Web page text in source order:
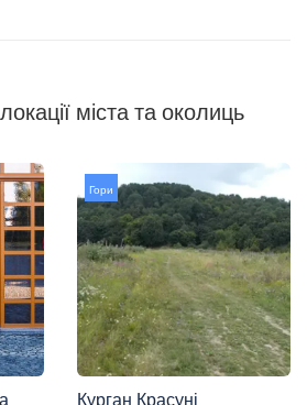
міста та околиць
Гори
Курган Красуні